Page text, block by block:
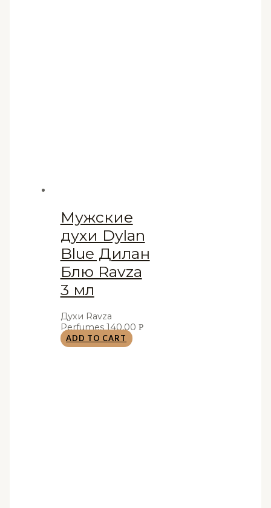
Мужские
духи Dylan
Blue Дилан
Блю Ravza
3 мл
Духи Ravza
Perfumes140,00 Р
ADD TO CART